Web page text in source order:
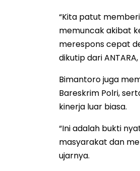
“Kita patut
memuncak akibat
merespons cepat
dikutip dari
Bimantoro juga
Bareskrim Polri,
kinerja luar biasa.
“Ini adalah bukti
masyarakat dan
ujarnya.